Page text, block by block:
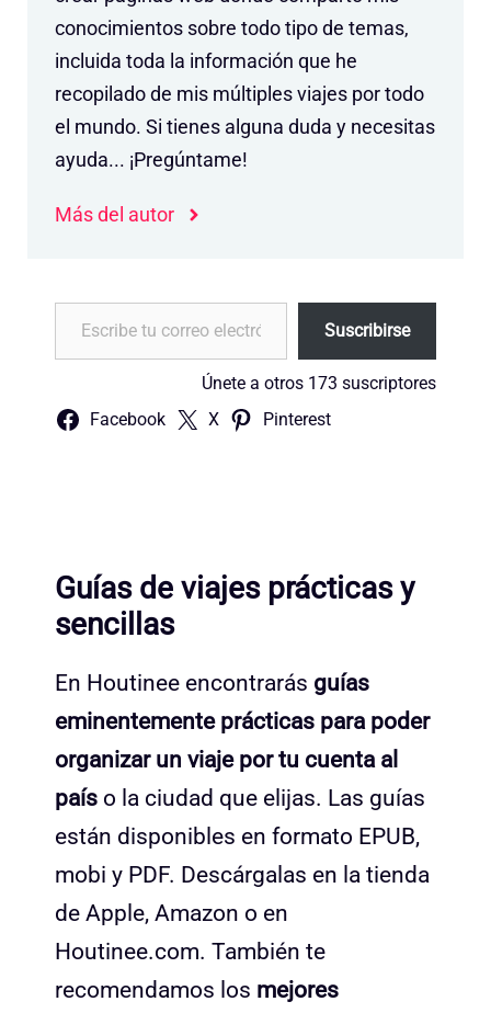
conocimientos sobre todo tipo de temas,
incluida toda la información que he
recopilado de mis múltiples viajes por todo
el mundo. Si tienes alguna duda y necesitas
ayuda... ¡Pregúntame!
Más del autor
Escribe tu correo electrónico…
Suscribirse
Únete a otros 173 suscriptores
Facebook X Pinterest
Guías de viajes prácticas y
sencillas
En Houtinee encontrarás guías
eminentemente prácticas para poder
organizar un viaje por tu cuenta al
país o la ciudad que elijas. Las guías
están disponibles en formato EPUB,
mobi y PDF. Descárgalas en la tienda
de Apple, Amazon o en
Houtinee.com. También te
recomendamos los mejores